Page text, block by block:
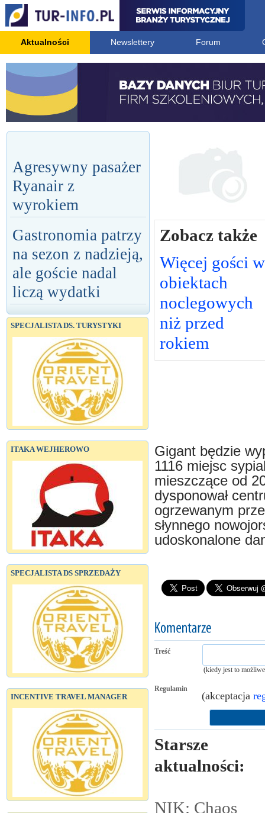
Aktualności Newslettery Forum
Agresywny pasażer
Ryanair z
wyrokiem
Gastronomia patrzy
na sezon z nadzieją,
ale goście nadal
liczą wydatki
SPECJALISTA DS. TURYSTYKI
ITAKA WEJHEROWO
SPECJALISTA DS SPRZEDAŻY
INCENTIVE TRAVEL MANAGER
Zobacz także
Więcej gości w
obiektach
noclegowych
niż przed
rokiem
Gigant będzie
1116 miejsc
mieszczące od
dysponował
ogrzewanym
słynnego
udoskonalone
Treść
(kiedy jest to
Regulamin
(akceptacja
Starsze
aktualności:
NIK: Chaos